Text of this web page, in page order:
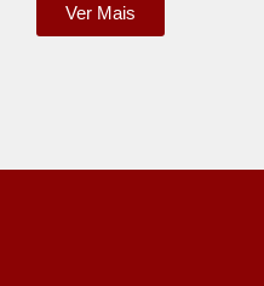
Ver Mais